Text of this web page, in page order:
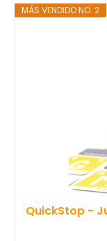
MÁS VENDIDO NO. 2
QuickStop -